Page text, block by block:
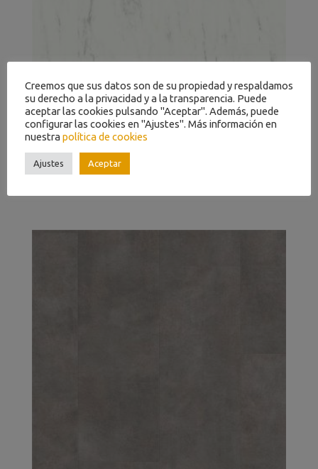
Creemos que sus datos son de su propiedad y respaldamos
su derecho a la privacidad y a la transparencia. Puede
aceptar las cookies pulsando "Aceptar". Además, puede
configurar las cookies en "Ajustes". Más información en
nuestra política de cookies
Ajustes Aceptar